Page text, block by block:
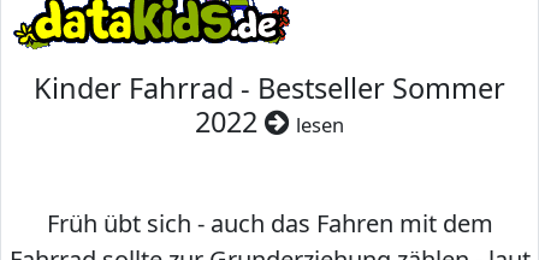
Kinder Fahrrad - Bestseller Sommer
2022
lesen
Früh übt sich - auch das Fahren mit dem